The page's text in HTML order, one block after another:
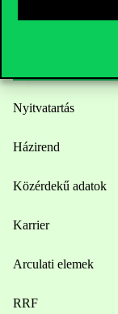
Nyitvatartás
Házirend
Közérdekű adatok
Karrier
Arculati elemek
RRF